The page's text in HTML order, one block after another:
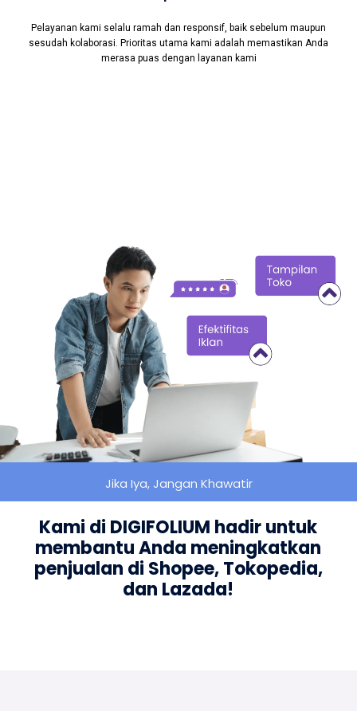
Pelayanan kami selalu ramah dan responsif, baik sebelum maupun
sesudah kolaborasi. Prioritas utama kami adalah memastikan Anda
merasa puas dengan layanan kami
Jika Iya, Jangan Khawatir
Kami di DIGIFOLIUM hadir untuk
membantu Anda meningkatkan
penjualan di Shopee, Tokopedia,
dan Lazada!